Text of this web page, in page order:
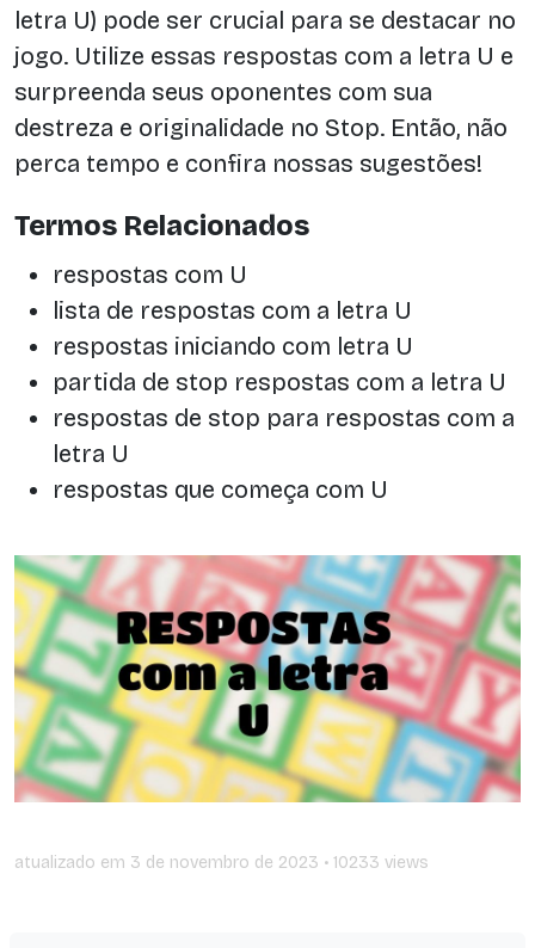
letra U) pode ser crucial para se destacar no
jogo. Utilize essas respostas com a letra U e
surpreenda seus oponentes com sua
destreza e originalidade no Stop. Então, não
perca tempo e confira nossas sugestões!
Termos Relacionados
respostas com U
lista de respostas com a letra U
respostas iniciando com letra U
partida de stop respostas com a letra U
respostas de stop para respostas com a
letra U
respostas que começa com U
atualizado em 3 de novembro de 2023 • 10233 views